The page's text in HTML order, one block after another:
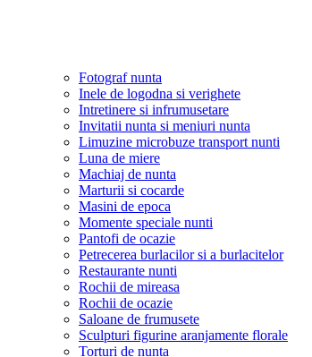
Fotograf nunta
Inele de logodna si verighete
Intretinere si infrumusetare
Invitatii nunta si meniuri nunta
Limuzine microbuze transport nunti
Luna de miere
Machiaj de nunta
Marturii si cocarde
Masini de epoca
Momente speciale nunti
Pantofi de ocazie
Petrecerea burlacilor si a burlacitelor
Restaurante nunti
Rochii de mireasa
Rochii de ocazie
Saloane de frumusete
Sculpturi figurine aranjamente florale
Torturi de nunta